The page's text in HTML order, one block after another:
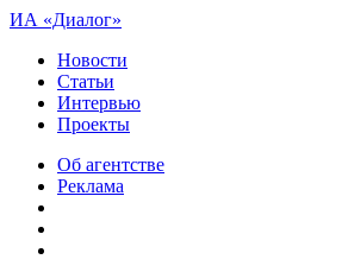
ИА «Диалог»
Новости
Статьи
Интервью
Проекты
Об агентстве
Реклама